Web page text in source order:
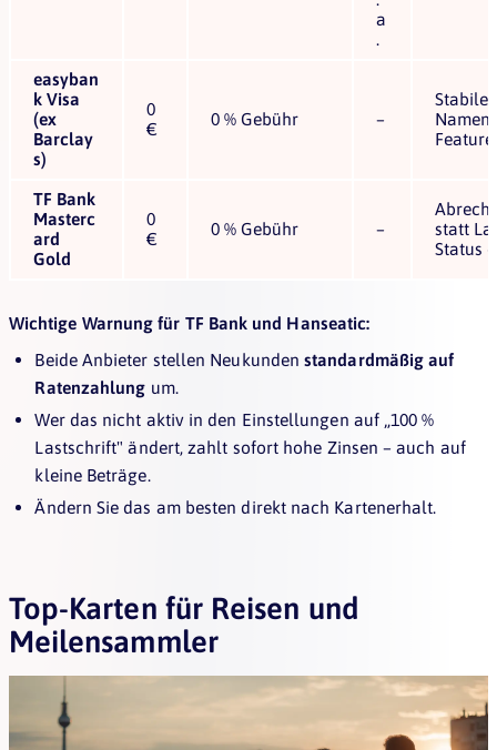
a
easyban
k Visa
(ex
Barclay
s)
0
€
0 % Gebühr –
TF Bank
Masterc
ard
Gold
0
€
0 % Gebühr –
statt
Status
Wichtige Warnung für TF Bank und Hanseatic:
Beide Anbieter stellen Neukundenstandardmäßig auf
Ratenzahlung um.
Wer das nicht aktiv in den Einstellungen auf „100 %
Lastschrift" ändert, zahlt sofort hohe Zinsen – auch auf
kleine Beträge.
Ändern Sie das am besten direkt nach Kartenerhalt.
Top-Karten für Reisen und
Meilensammler